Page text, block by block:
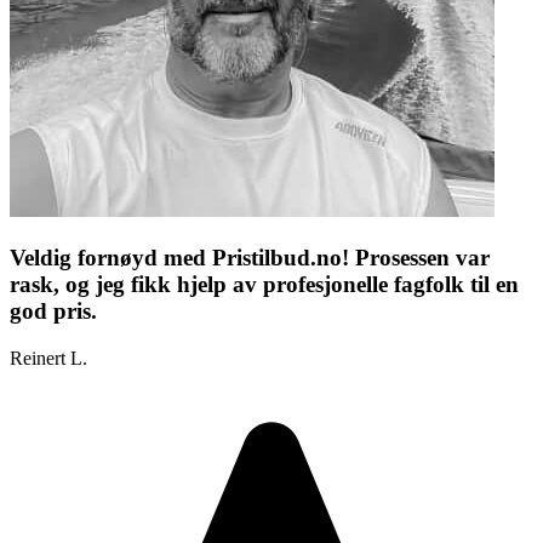
Veldig fornøyd med Pristilbud.no! Prosessen var
rask, og jeg fikk hjelp av profesjonelle fagfolk til en
god pris.
Reinert L.